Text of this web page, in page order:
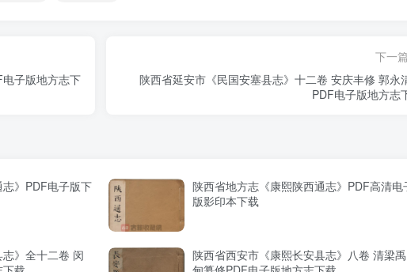
子版地方志下
下一
陕西省延安市《民国安塞县志》十二卷 安庆丰修 郭永
PDF电子版地方志
》PDF电子版下
陕西省地方志《康熙陕西通志》PDF高清电
版影印本下载
》全十二卷 闵
陕西省西安市《康熙长安县志》八卷 清梁禹